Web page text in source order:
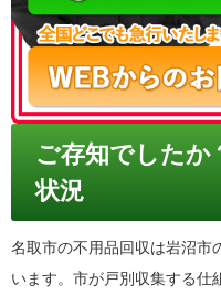
ご存知でしたか
状況
名取市の不用品回収は岩沼市
います。市が戸別収集する仕